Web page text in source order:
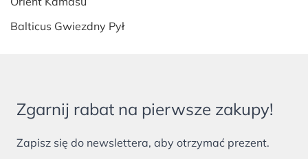
Balticus Gwiezdny Pył
Zgarnij rabat na pierwsze zakupy!
Zapisz się do newslettera, aby otrzymać prezent.